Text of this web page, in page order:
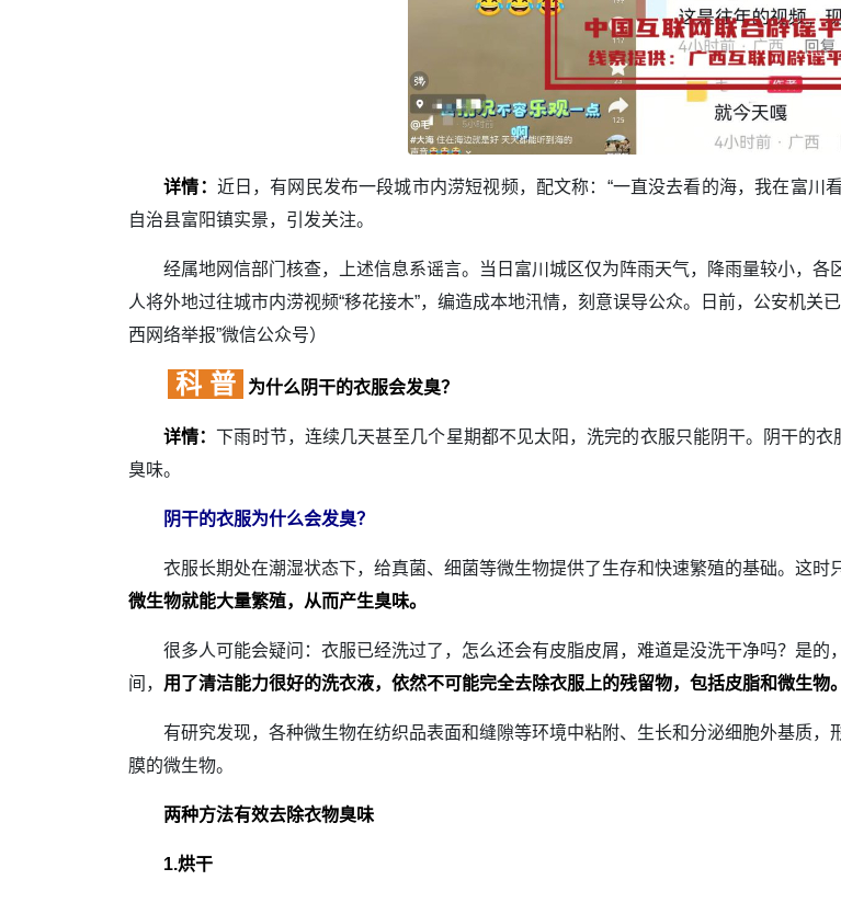
详情： 近日，有网民发布一段城市内涝短视频，配文称：“一直没去看的海，我在富川
自治县富阳镇实景，引发关注。
经属地网信部门核查，上述信息系谣言。当日富川城区仅为阵雨天气，降雨量较小，各
人将外地过往城市内涝视频“移花接木”，编造成本地汛情，刻意误导公众。日前，公安机关
西网络举报”微信公众号）
科 普 为什么阴干的衣服会发臭？
详情：下雨时节，连续几天甚至几个星期都不见太阳，洗完的衣服只能阴干。阴干的
臭味。
阴干的衣服为什么会发臭？
衣服长期处在潮湿状态下，给真菌、细菌等微生物提供了生存和快速繁殖的基础。这时只
微生物就能大量繁殖，从而产生臭味。
很多人可能会疑问：衣服已经洗过了，怎么还会有皮脂皮屑，难道是没洗干净吗？是的
间， 用了清洁能力很好的洗衣液，依然不可能完全去除衣服上的残留物，包括皮脂和微生物。
有研究发现，各种微生物在纺织品表面和缝隙等环境中粘附、生长和分泌细胞外基质，
膜的微生物。
两种方法有效去除衣物臭味
1.烘干